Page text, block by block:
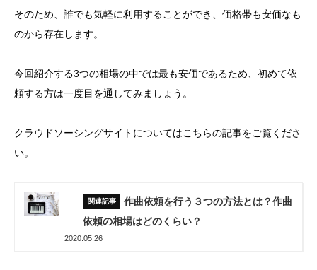
そのため、誰でも気軽に利用することができ、価格帯も安価なも
のから存在します。
今回紹介する3つの相場の中では最も安価であるため、初めて依
頼する方は一度目を通してみましょう。
クラウドソーシングサイトについてはこちらの記事をご覧くださ
い。
作曲依頼を行う３つの方法とは？作曲
依頼の相場はどのくらい？
2020.05.26